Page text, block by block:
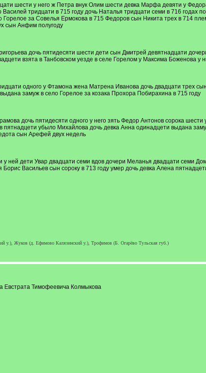
шести у него ж Петра внук Олим шести девка Марфа девяти у
тридцати в 715 году дочь Наталья тридцати семи в 716 годах
за Совелья Ермокова в 715 Федоров сын Никита трех в 714
сын Анфим полугоду
дочь пятидесяти шести дети сын Дмитрей девятнадцати
взята в Танбовском уезде в селе Горелом у Максима Боженова у
одного у Фтамона жена Матрена Иванова дочь двадцати трех
замуж в село Горелое за козака Прохора Побирахина в 715 году
дочь пятидесяти одного у него зять Федор Антонов сорока шести
убыло Михайлова дочь девка Анна одинадцети выдана
сын Арефей двух недель
ней дети Увар двадцати семи вдов дочери Меланья двадцати семи
Васильев сын сороку в 713 году умер дочь девка Алена
у.), Жуков (д. Ефимово Калязинский у.), Трофимов (Б. Огарёво Тульская губ.)
Евстрата Тимофеевича Колмыкова